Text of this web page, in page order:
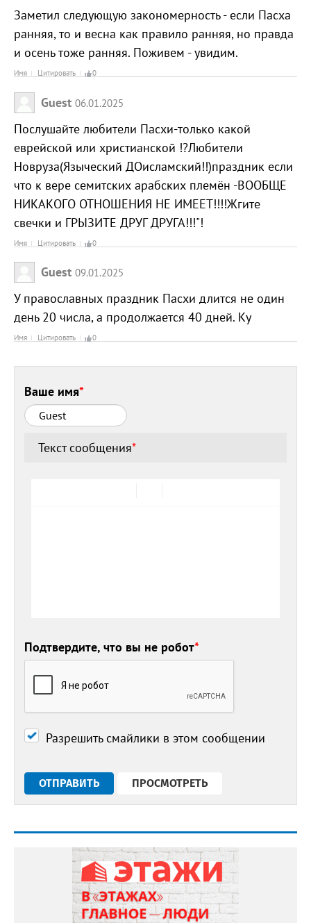
Заметил следующую закономерность - если Пасха
ранняя, то и весна как правило ранняя, но правда
и осень тоже ранняя. Поживем - увидим.
Имя Цитировать 0
Guest 06.01.2025
Послушайте любители Пасхи-только какой
еврейской или христианской !?Любители
Новруза(Языческий ДОисламский!!)праздник если
что к вере семитских арабских племён -ВООБЩЕ
НИКАКОГО ОТНОШЕНИЯ НЕ ИМЕЕТ!!!!Жгите
свечки и ГРЫЗИТЕ ДРУГ ДРУГА!!!"!
Имя Цитировать 0
Guest 09.01.2025
У православных праздник Пасхи длится не один
день 20 числа, а продолжается 40 дней. Ку
Имя Цитировать 0
Ваше имя*
Текст сообщения*
Подтвердите, что вы не робот*
Разрешить смайлики в этом сообщении